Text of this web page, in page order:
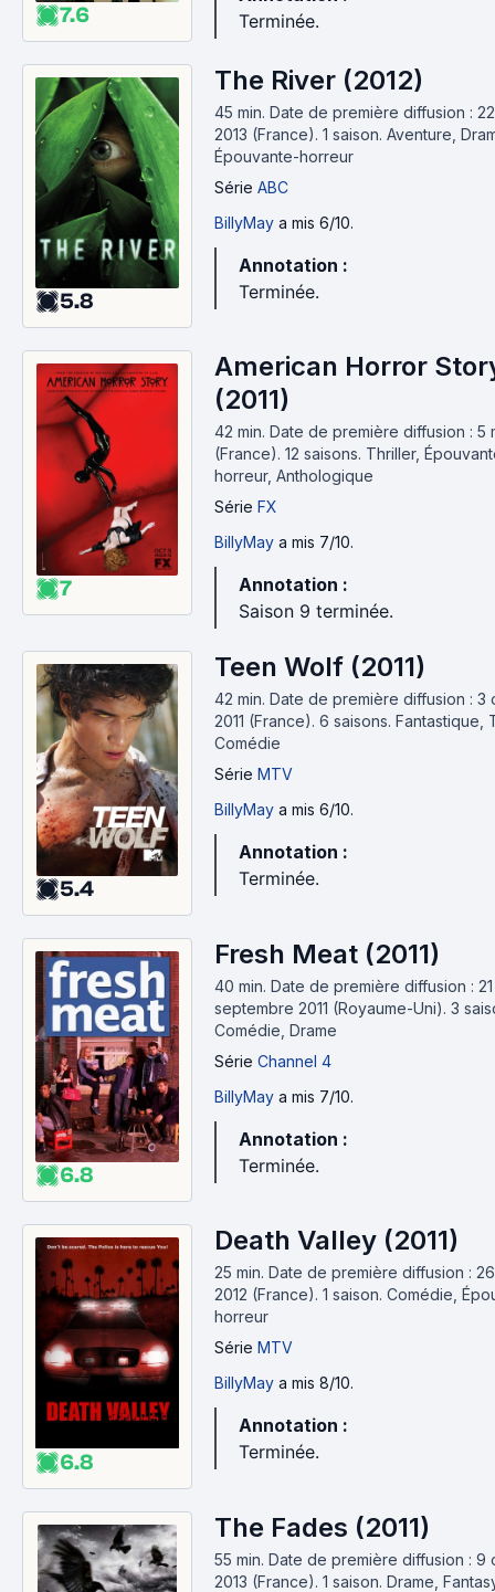
7.6
Terminée.
5.8
The River (2012)
45 min. Date de première diffusion :
2013 (France). 1 saison. Aventure,
Épouvante-horreur
Série ABC
BillyMay a mis 6/10.
Annotation :
Terminée.
7
American Horror
(2011)
42 min. Date de première diffusion : 5
(France). 12 saisons. Thriller,
horreur, Anthologique
Série FX
BillyMay a mis 7/10.
Annotation :
Saison 9 terminée.
5.4
Teen Wolf (2011)
42 min. Date de première diffusion : 3
2011 (France). 6 saisons. Fantastique,
Comédie
Série MTV
BillyMay a mis 6/10.
Annotation :
Terminée.
6.8
Fresh Meat (2011)
40 min. Date de première diffusion : 21
septembre 2011 (Royaume-Uni). 3
Comédie, Drame
Série Channel 4
BillyMay a mis 7/10.
Annotation :
Terminée.
6.8
Death Valley (2011)
25 min. Date de première diffusion :
2012 (France). 1 saison. Comédie,
horreur
Série MTV
BillyMay a mis 8/10.
Annotation :
Terminée.
The Fades (2011)
55 min. Date de première diffusion : 9
2013 (France). 1 saison. Drame,